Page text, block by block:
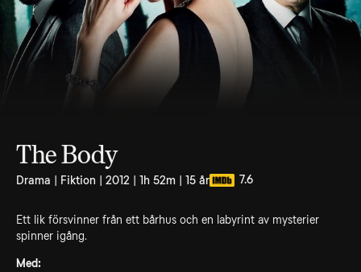
The Body
Drama | Fiktion | 2012 | 1h 52m | 15 år 7.6
Ett lik försvinner från ett bårhus och en labyrint av mysterier
spinner igång.
Med: